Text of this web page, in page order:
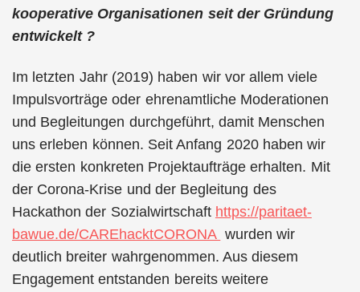
kooperative Organisationen seit der Gründung
entwickelt ?
Im letzten Jahr (2019) haben wir vor allem viele
Impulsvorträge oder ehrenamtliche Moderationen
und Begleitungen durchgeführt, damit Menschen
uns erleben können. Seit Anfang 2020 haben wir
die ersten konkreten Projektaufträge erhalten. Mit
der Corona-Krise und der Begleitung des
Hackathon der Sozialwirtschaft https://paritaet-
bawue.de/CAREhacktCORONA wurden wir
deutlich breiter wahrgenommen. Aus diesem
Engagement entstanden bereits weitere